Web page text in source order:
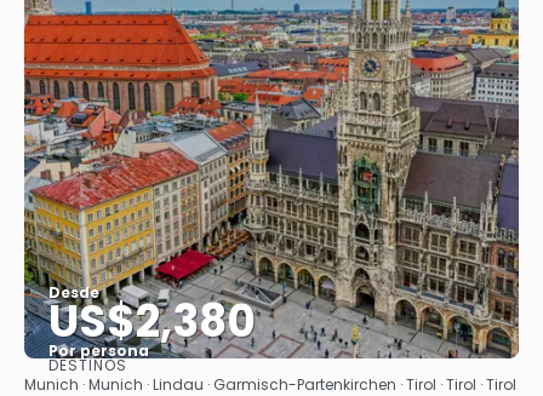
Desde
US$2,380
Por persona
Ver
DESTINOS
Munich · Munich · Lindau · Garmisch-Partenkirchen · Tirol · Tirol · Tirol